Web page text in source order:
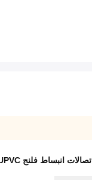
اتصالات انبساط فلنج UPVC عمده فروشی